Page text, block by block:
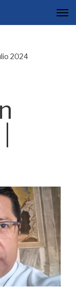
2024